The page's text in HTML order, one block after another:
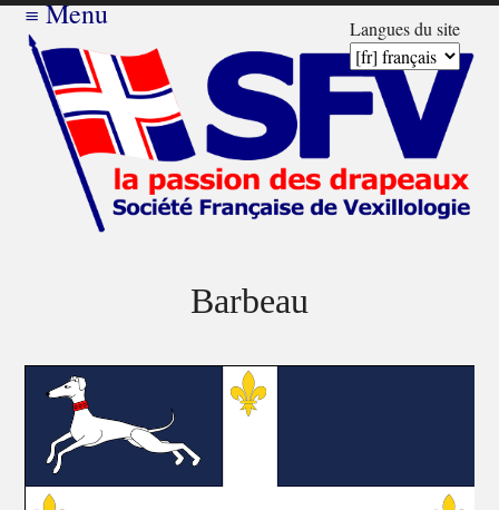
Langues du site
≡Menu
Barbeau